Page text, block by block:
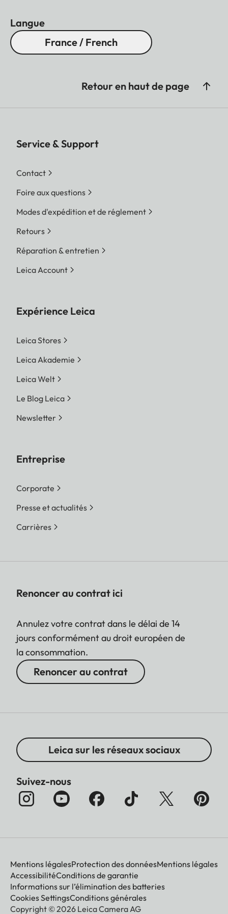
d’un panorama, en toute discrétion.
Langue
France / French
Retour en haut de page
Service & Support
Contact
Foire aux questions
Modes d'expédition et de réglement
Retours
Réparation & entretien
Leica Account
Expérience Leica
Leica Stores
Leica Akademie
Leica Welt
Le Blog Leica
Newsletter
Entreprise
Corporate
Presse et actualités
Carrières
Renoncer au contrat ici
Annulez votre contrat dans le délai de 14
jours conformément au droit européen de
la consommation.
Renoncer au contrat
Leica sur les réseaux sociaux
Suivez-nous
Mentions légalesProtection des donnéesMentions légales
AccessibilitéConditions de garantie
Informations sur l’élimination des batteries
Cookies SettingsConditions générales
Copyright © 2026 Leica Camera AG